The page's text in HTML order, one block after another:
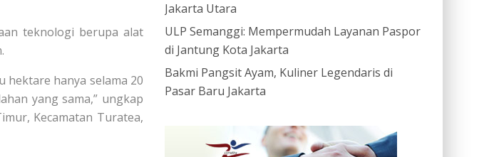
teknologi berupa alat
hektare hanya selama 20
yang sama,” ungkap
Kecamatan Turatea,
Jakarta Utara
ULP Semanggi: Mempermudah Layanan Paspor
di Jantung Kota Jakarta
Bakmi Pangsit Ayam, Kuliner Legendaris di
Pasar Baru Jakarta